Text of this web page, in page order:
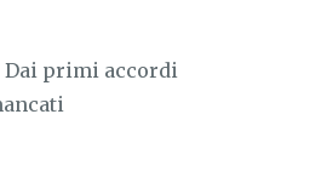
Dai primi accordi